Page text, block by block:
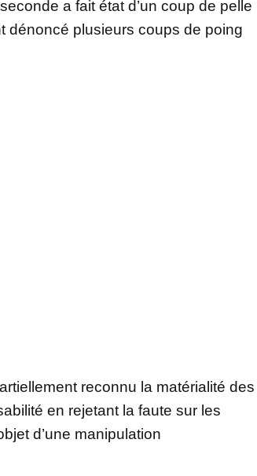
a fait état d’un coup de pelle
dénoncé plusieurs coups de poing
reconnu la matérialité des
en rejetant la faute sur les
d’une manipulation